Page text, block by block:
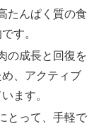
たんぱく質の食
す。
の成長と回復を
、アクティブ
ます。
とって、手軽で